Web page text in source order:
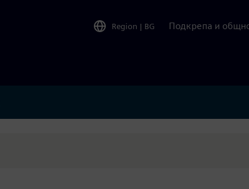
Region | BG Подкрепа и